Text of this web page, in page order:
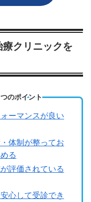
クリニックを
のポイント
ーマンスが良い
体制が整ってお
る
評価されている
心して受診でき